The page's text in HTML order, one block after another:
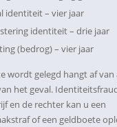
identiteit – vier jaar
identiteit – drie jaar
(bedrog) – vier jaar
wordt gelegd hangt af van
het geval.
en de rechter kan u een
of een geldboete